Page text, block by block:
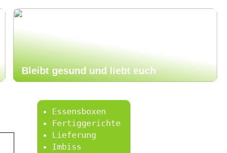
Bleibt gesund und liebt euch
Essensboxen
Fertiggerichte
Lieferung
Imbiss